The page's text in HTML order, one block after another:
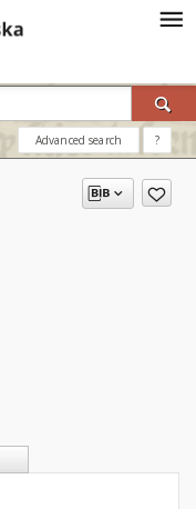
Advanced search ?